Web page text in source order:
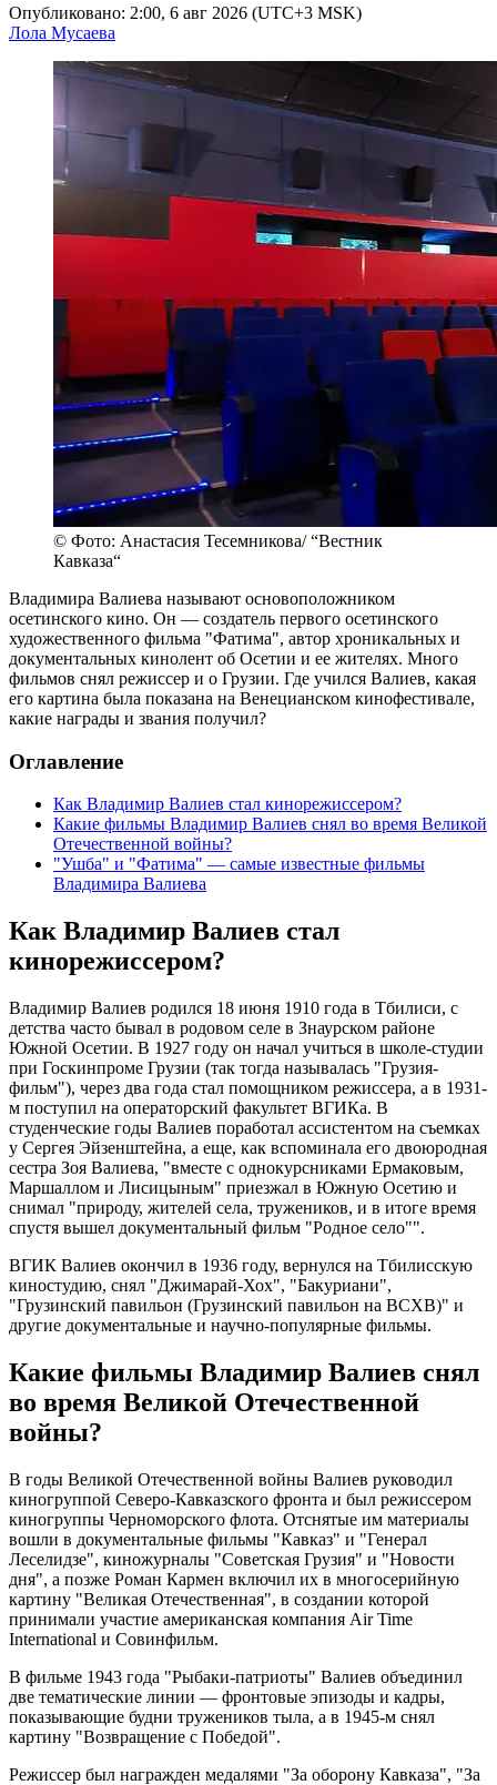
Опубликовано: 2:00, 6 авг 2026 (UTC+3 MSK)
Лола Мусаева
© Фото: Анастасия Тесемникова/ “Вестник
Кавказа“
Владимира Валиева называют основоположником
осетинского кино. Он — создатель первого осетинского
художественного фильма "Фатима", автор хроникальных и
документальных кинолент об Осетии и ее жителях. Много
фильмов снял режиссер и о Грузии. Где учился Валиев, какая
его картина была показана на Венецианском кинофестивале,
какие награды и звания получил?
Оглавление
Как Владимир Валиев стал кинорежиссером?
Какие фильмы Владимир Валиев снял во время Великой
Отечественной войны?
"Ушба" и "Фатима" — самые известные фильмы
Владимира Валиева
Как Владимир Валиев стал
кинорежиссером?
Владимир Валиев родился 18 июня 1910 года в Тбилиси, с
детства часто бывал в родовом селе в Знаурском районе
Южной Осетии. В 1927 году он начал учиться в школе-студии
при Госкинпроме Грузии (так тогда называлась "Грузия-
фильм"), через два года стал помощником режиссера, а в 1931-
м поступил на операторский факультет ВГИКа. В
студенческие годы Валиев поработал ассистентом на съемках
у Сергея Эйзенштейна, а еще, как вспоминала его двоюродная
сестра Зоя Валиева, "вместе с однокурсниками Ермаковым,
Маршаллом и Лисицыным" приезжал в Южную Осетию и
снимал "природу, жителей села, тружеников, и в итоге время
спустя вышел документальный фильм "Родное село"".
ВГИК Валиев окончил в 1936 году, вернулся на Тбилисскую
киностудию, снял "Джимарай-Хох", "Бакуриани",
"Грузинский павильон (Грузинский павильон на ВСХВ)" и
другие документальные и научно-популярные фильмы.
Какие фильмы Владимир Валиев снял
во время Великой Отечественной
войны?
В годы Великой Отечественной войны Валиев руководил
киногруппой Северо-Кавказского фронта и был режиссером
киногруппы Черноморского флота. Отснятые им материалы
вошли в документальные фильмы "Кавказ" и "Генерал
Леселидзе", киножурналы "Советская Грузия" и "Новости
дня", а позже Роман Кармен включил их в многосерийную
картину "Великая Отечественная", в создании которой
принимали участие американская компания Air Time
International и Совинфильм.
В фильме 1943 года "Рыбаки-патриоты" Валиев объединил
две тематические линии — фронтовые эпизоды и кадры,
показывающие будни тружеников тыла, а в 1945-м снял
картину "Возвращение с Победой".
Режиссер был награжден медалями "За оборону Кавказа", "За